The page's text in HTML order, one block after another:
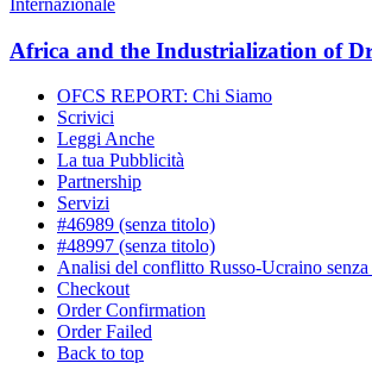
Africa and the Industrialization of
OFCS REPORT: Chi Siamo
Scrivici
Leggi Anche
La tua Pubblicità
Partnership
Servizi
#46989 (senza titolo)
#48997 (senza titolo)
Analisi del conflitto Russo-Ucraino
Checkout
Order Confirmation
Order Failed
Back to top